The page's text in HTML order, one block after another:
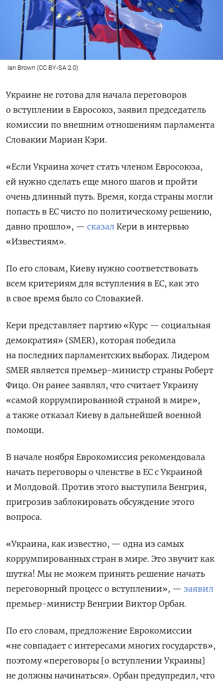
Ian Brown (CC BY-SA 2.0)
Украине не готова для начала переговоров
о вступлении в Евросоюз, заявил председатель
комиссии по внешним отношениям парламента
Словакии Мариан Кэри.
«Если Украина хочет стать членом Евросоюза,
ей нужно сделать еще много шагов и пройти
очень длинный путь. Время, когда страны могли
попасть в ЕС чисто по политическому решению,
давно прошло», — сказал Кери в интервью
«Известиям».
По его словам, Киеву нужно соответствовать
всем критериям для вступления в ЕС, как это
в свое время было со Словакией.
Кери представляет партию «Курс — социальная
демократия» (SMER), которая победила
на последних парламентских выборах. Лидером
SMER является премьер-министр страны Роберт
Фицо. Он ранее заявлял, что считает Украину
«самой коррумпированной страной в мире»,
а также отказал Киеву в дальнейшей военной
помощи.
В начале ноября Еврокомиссия рекомендовала
начать переговоры о членстве в ЕС с Украиной
и Молдовой. Против этого выступила Венгрия,
пригрозив заблокировать обсуждение этого
вопроса.
«Украина, как известно, — одна из самых
коррумпированных стран в мире. Это звучит как
шутка! Мы не можем принять решение начать
переговорный процесс о вступлении», — заявил
премьер-министр Венгрии Виктор Орбан.
По его словам, предложение Еврокомиссии
«не совпадает с интересами многих государств»,
поэтому «переговоры [о вступлении Украины]
не должны начинаться». Орбан предупредил, что